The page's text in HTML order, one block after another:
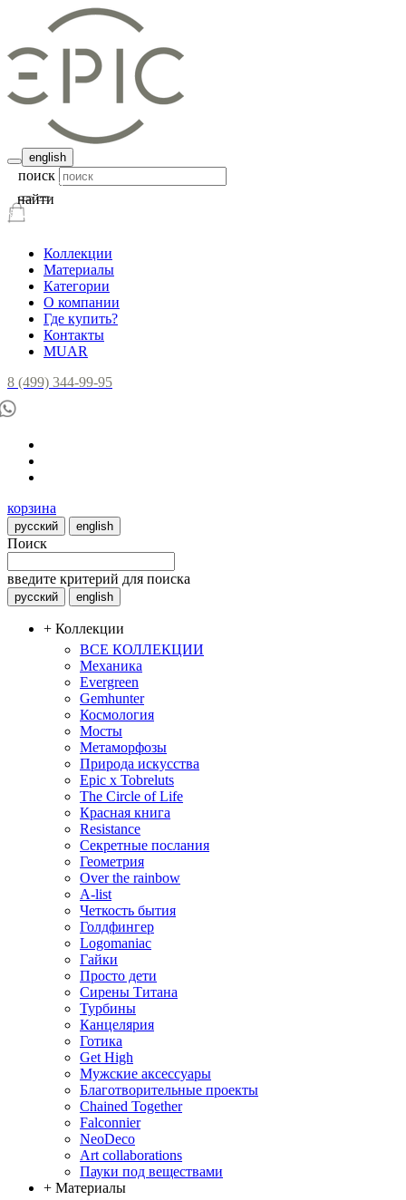
english
поиск
Коллекции
Материалы
Категории
О компании
Где купить?
Контакты
MUAR
8 (499) 344-99-95
корзина
русский english
Поиск
найти
введите критерий для поиска
русский english
+ Коллекции
ВСЕ КОЛЛЕКЦИИ
Механика
Evergreen
Gemhunter
Космология
Мосты
Метаморфозы
Природа искусства
Epic x Tobreluts
The Circle of Life
Красная книга
Resistance
Секретные послания
Геометрия
Over the rainbow
A-list
Четкость бытия
Голдфингер
Logomaniac
Гайки
Просто дети
Сирены Титана
Турбины
Канцелярия
Готика
Get High
Мужские аксессуары
Благотворительные проекты
Chained Together
Falconnier
NeoDeco
Аrt collaborations
Пауки под веществами
+ Материалы